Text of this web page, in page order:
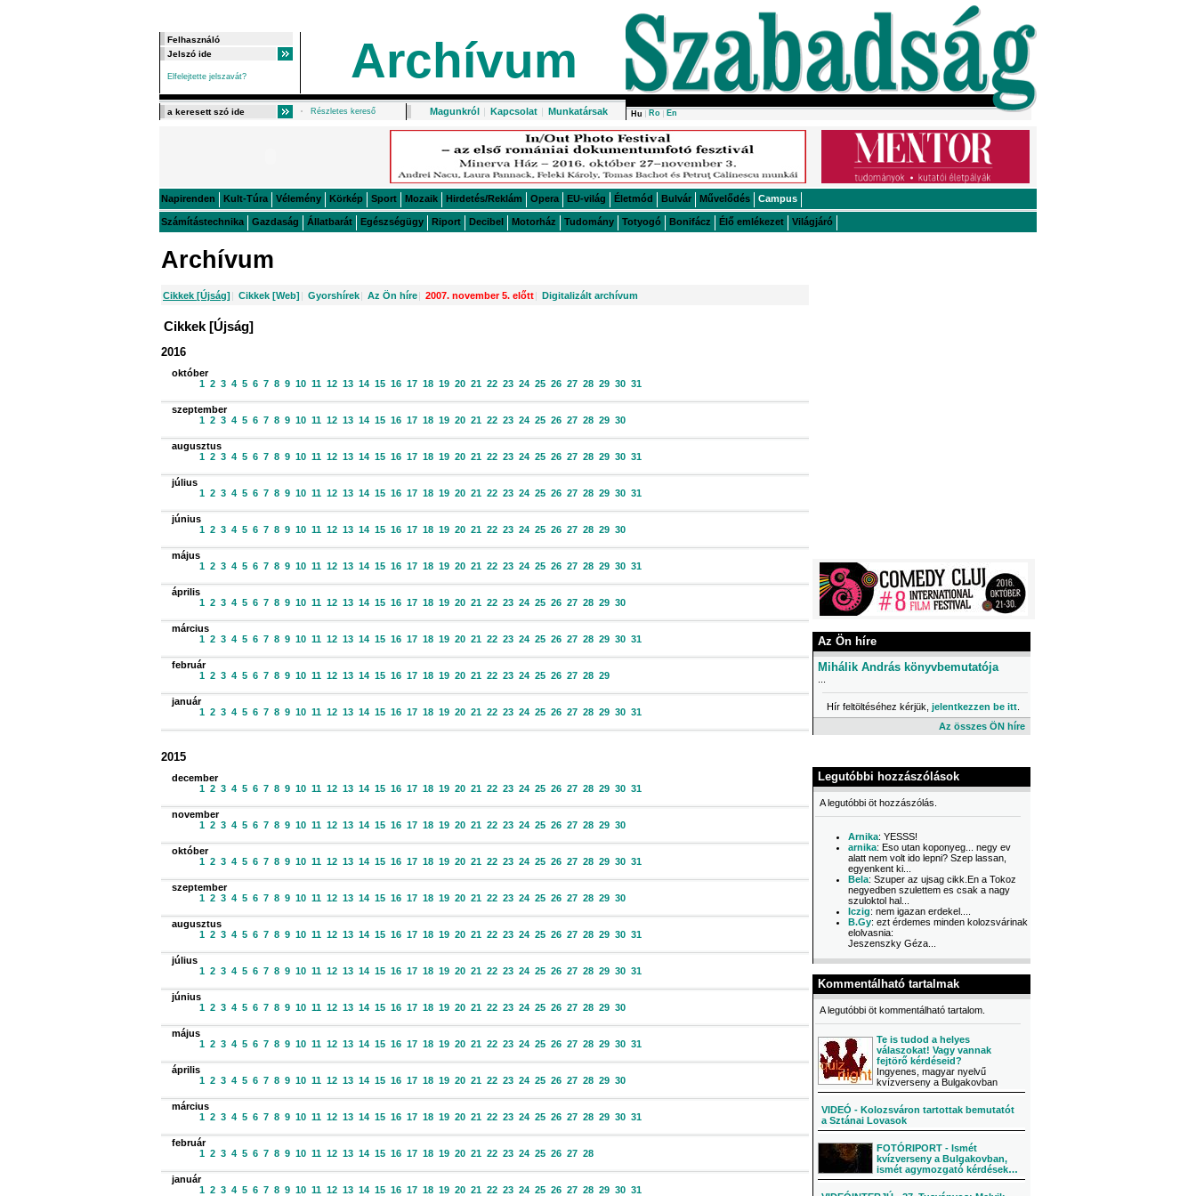
Elfelejtette jelszavát? Archívum
Részletes kereső Magunkról | Kapcsolat | Munkatársak Hu Ro En
Napirenden Kult-Túra Vélemény Körkép Sport Mozaik Hirdetés/Reklám Opera EU-világ Életmód Bulvár Művelődés Campus
Számítástechnika Gazdaság Állatbarát Egészségügy Riport Decibel Motorház Tudomány Totyogó Bonifácz Élő emlékezet Világjáró
Archívum
Cikkek [Újság] | Cikkek [Web] | Gyorshírek| Az Ön híre| 2007. november 5. előtt| Digitalizált archívum
Cikkek [Újság]
2016
október
1 2 3 4 5 6 7 8 9 10 11 12 13 14 15 16 17 18 19 20 21 22 23 24 25 26 27 28 29 30 31
szeptember
1 2 3 4 5 6 7 8 9 10 11 12 13 14 15 16 17 18 19 20 21 22 23 24 25 26 27 28 29 30
augusztus
1 2 3 4 5 6 7 8 9 10 11 12 13 14 15 16 17 18 19 20 21 22 23 24 25 26 27 28 29 30 31
július
1 2 3 4 5 6 7 8 9 10 11 12 13 14 15 16 17 18 19 20 21 22 23 24 25 26 27 28 29 30 31
június
1 2 3 4 5 6 7 8 9 10 11 12 13 14 15 16 17 18 19 20 21 22 23 24 25 26 27 28 29 30
május
1 2 3 4 5 6 7 8 9 10 11 12 13 14 15 16 17 18 19 20 21 22 23 24 25 26 27 28 29 30 31
április
1 2 3 4 5 6 7 8 9 10 11 12 13 14 15 16 17 18 19 20 21 22 23 24 25 26 27 28 29 30
március
1 2 3 4 5 6 7 8 9 10 11 12 13 14 15 16 17 18 19 20 21 22 23 24 25 26 27 28 29 30 31
február
1 2 3 4 5 6 7 8 9 10 11 12 13 14 15 16 17 18 19 20 21 22 23 24 25 26 27 28 29
január
1 2 3 4 5 6 7 8 9 10 11 12 13 14 15 16 17 18 19 20 21 22 23 24 25 26 27 28 29 30 31
2015
december
1 2 3 4 5 6 7 8 9 10 11 12 13 14 15 16 17 18 19 20 21 22 23 24 25 26 27 28 29 30 31
november
1 2 3 4 5 6 7 8 9 10 11 12 13 14 15 16 17 18 19 20 21 22 23 24 25 26 27 28 29 30
október
1 2 3 4 5 6 7 8 9 10 11 12 13 14 15 16 17 18 19 20 21 22 23 24 25 26 27 28 29 30 31
szeptember
1 2 3 4 5 6 7 8 9 10 11 12 13 14 15 16 17 18 19 20 21 22 23 24 25 26 27 28 29 30
augusztus
1 2 3 4 5 6 7 8 9 10 11 12 13 14 15 16 17 18 19 20 21 22 23 24 25 26 27 28 29 30 31
július
1 2 3 4 5 6 7 8 9 10 11 12 13 14 15 16 17 18 19 20 21 22 23 24 25 26 27 28 29 30 31
június
1 2 3 4 5 6 7 8 9 10 11 12 13 14 15 16 17 18 19 20 21 22 23 24 25 26 27 28 29 30
május
1 2 3 4 5 6 7 8 9 10 11 12 13 14 15 16 17 18 19 20 21 22 23 24 25 26 27 28 29 30 31
április
1 2 3 4 5 6 7 8 9 10 11 12 13 14 15 16 17 18 19 20 21 22 23 24 25 26 27 28 29 30
március
1 2 3 4 5 6 7 8 9 10 11 12 13 14 15 16 17 18 19 20 21 22 23 24 25 26 27 28 29 30 31
február
1 2 3 4 5 6 7 8 9 10 11 12 13 14 15 16 17 18 19 20 21 22 23 24 25 26 27 28
január
1 2 3 4 5 6 7 8 9 10 11 12 13 14 15 16 17 18 19 20 21 22 23 24 25 26 27 28 29 30 31
Az Ön híre
Mihálik András könyvbemutatója
Hír feltöltéséhez kérjük, jelentkezzen be itt
Az összes ÖN híre
Legutóbbi hozzászólások
A legutóbbi öt hozzászólás.
Arnika: YESSS!
arnika: Eso utan koponyeg... negy ev
alatt nem volt ido lepni? Szep lassan,
egyenkent ki...
Bela: Szuper az ujsag cikk.En a Tokoz
negyedben szulettem es csak a nagy
szuloktol hal...
Iczig: nem igazan erdekel....
B.Gy: ezt érdemes minden kolozsvárinak
elolvasnia:
Jeszenszky Géza...
Kommentálható tartalmak
A legutóbbi öt kommentálható tartalom.
Te is tudod a helyes
válaszokat! Vagy vannak
fejtörő kérdéseid?
Ingyenes, magyar nyelvű
kvízverseny a Bulgakovban
VIDEÓ - Kolozsváron tartottak bemutatót
a Sztánai Lovasok
FOTÓRIPORT - Ismét
kvízverseny a Bulgakovban,
ismét agymozgató kérdések…